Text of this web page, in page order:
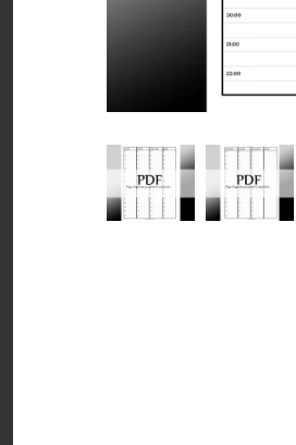
Sachets (minis 4x5)
LIQUIDATION
Tout voir